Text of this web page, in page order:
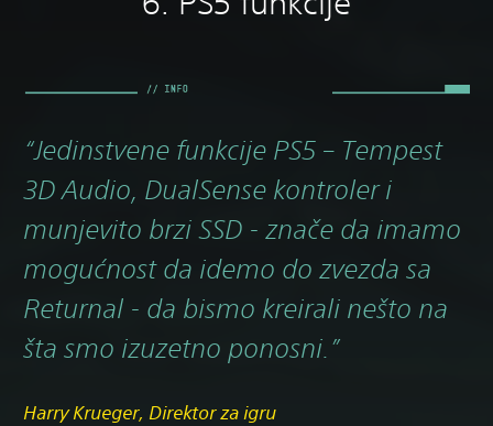
“Jedinstvene funkcije PS5 – Tempest
3D Audio, DualSense kontroler i
munjevito brzi SSD - znače da imamo
mogućnost da idemo do zvezda sa
Returnal - da bismo kreirali nešto na
šta smo izuzetno ponosni.”
Harry Krueger, Direktor za igru